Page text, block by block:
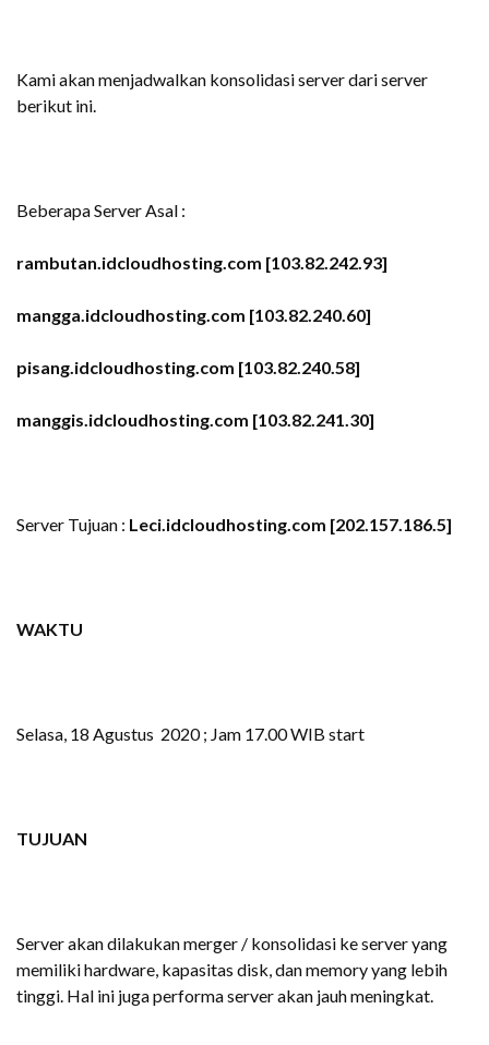
Kami akan menjadwalkan konsolidasi server dari server
berikut ini.
Beberapa Server Asal :
rambutan.idcloudhosting.com [103.82.242.93]
mangga.idcloudhosting.com [103.82.240.60]
pisang.idcloudhosting.com [103.82.240.58]
manggis.idcloudhosting.com [103.82.241.30]
Server Tujuan : Leci.idcloudhosting.com [202.157.186.5]
WAKTU
Selasa, 18 Agustus 2020 ; Jam 17.00 WIB start
TUJUAN
Server akan dilakukan merger / konsolidasi ke server yang
memiliki hardware, kapasitas disk, dan memory yang lebih
tinggi. Hal ini juga performa server akan jauh meningkat.